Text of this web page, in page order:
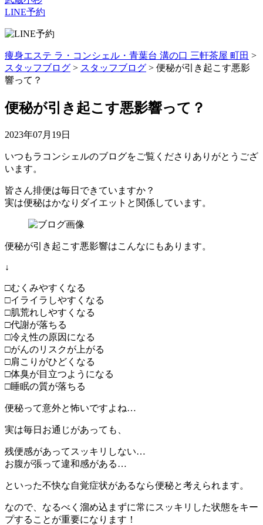
LINE予約
痩身エステ ラ・コンシェル・青葉台 溝の口 三軒茶屋 町田 >
スタッフブログ > スタッフブログ > 便秘が引き起こす悪影
響って？
便秘が引き起こす悪影響って？
2023年07月19日
いつもラコンシェルのブログをご覧くださりありがとうござ
います。
皆さん排便は毎日できていますか？
実は便秘はかなりダイエットと関係しています。
便秘が引き起こす悪影響はこんなにもあります。
↓
□むくみやすくなる
□イライラしやすくなる
□肌荒れしやすくなる
□代謝が落ちる
□冷え性の原因になる
□がんのリスクが上がる
□肩こりがひどくなる
□体臭が目立つようになる
□睡眠の質が落ちる
便秘って意外と怖いですよね…
実は毎日お通じがあっても、
残便感があってスッキリしない…
お腹が張って違和感がある…
といった不快な自覚症状があるなら便秘と考えられます。
なので、なるべく溜め込まずに常にスッキリした状態をキー
プすることが重要になります！